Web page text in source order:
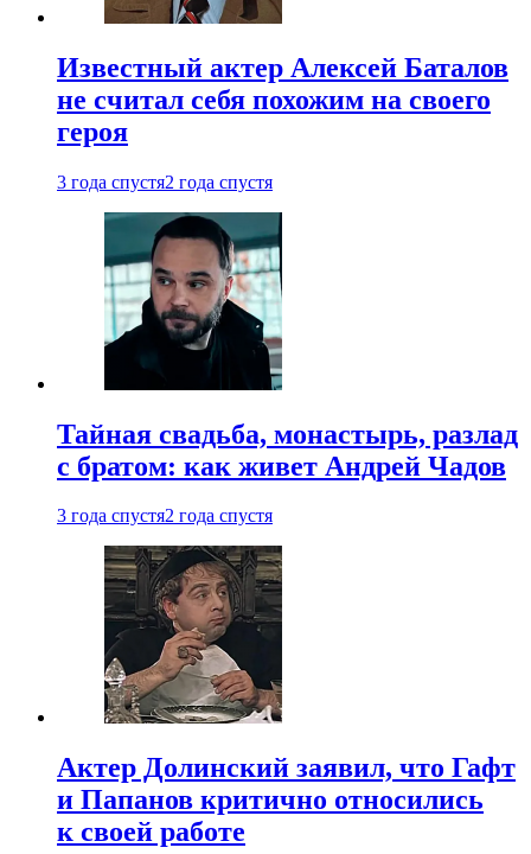
Известный актер Алексей Баталов
не считал себя похожим на своего
героя
3 года спустя2 года спустя
Тайная свадьба, монастырь, разлад
с братом: как живет Андрей Чадов
3 года спустя2 года спустя
Актер Долинский заявил, что Гафт
и Папанов критично относились
к своей работе